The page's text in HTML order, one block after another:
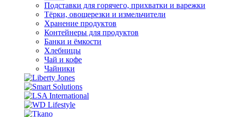
Подставки для горячего, прихватки и варежки
Тёрки, овощерезки и измельчители
Хранение продуктов
Контейнеры для продуктов
Банки и ёмкости
Хлебницы
Чай и кофе
Чайники